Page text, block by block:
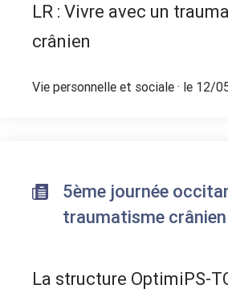
LR : Vivre avec un
crânien
Vie personnelle et sociale · le 12/
5ème journée
traumatisme crânien
La structure OptimiPS-